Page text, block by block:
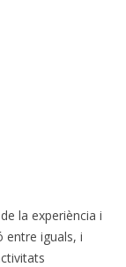
la experiència i
entre iguals, i